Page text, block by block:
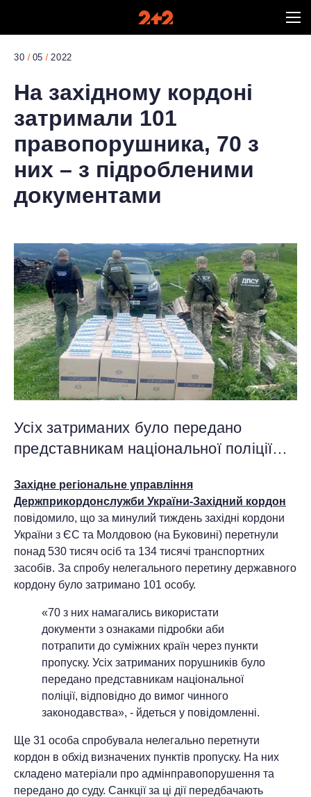
30 05 2022
На західному кордоні
затримали 101
правопорушника, 70 з
них – з підробленими
документами
Усіх затриманих було передано
представникам національної поліції…
Західне регіональне управління
Держприкордонслужби України-Західний кордон
повідомило, що за минулий тиждень західні кордони
України з ЄС та Молдовою (на Буковині) перетнули
понад 530 тисяч осіб та 134 тисячі транспортних
засобів. За спробу нелегального перетину державного
кордону було затримано 101 особу.
«70 з них намагались використати
документи з ознаками підробки аби
потрапити до суміжних країн через пункти
пропуску. Усіх затриманих порушників було
передано представникам національної
поліції, відповідно до вимог чинного
законодавства», - йдеться у повідомленні.
Ще 31 особа спробувала нелегально перетнути
кордон в обхід визначених пунктів пропуску. На них
складено матеріали про адмінправопорушення та
передано до суду. Санкції за ці дії передбачають